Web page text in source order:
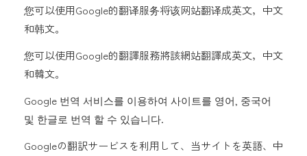
您可以使用Google的翻译服务将该网站翻译成英文，中文
和韩文。
您可以使用Google的翻譯服務將該網站翻譯成英文，中文
和韓文。
Google 번역 서비스를 이용하여 사이트를 영어, 중국어
및 한글로 번역 할 수 있습니다.
Googleの翻訳サービスを利用して、当サイトを英語、中